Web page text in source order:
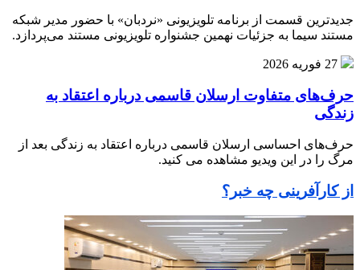
جدیدترین قسمت از برنامه‌ تلویزیونی «نردبان» با حضور مدیر شبکه
مستند سیما به جزئیات نهمین جشنواره‌ تلویزیونی مستند می‌پردازد.
27 فوریه 2026
حرف‌های متفاوت ارسلان قاسمی درباره اعتقاد به
زندگی
حرف‌های احساسی ارسلان قاسمی درباره اعتقاد به زندگی بعد از
مرگ را در این ویدیو مشاهده می کنید.
از کارآفرینی چه خبر؟